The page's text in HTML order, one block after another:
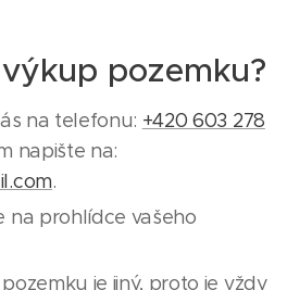
pozemku?
na telefonu: +420 603 278
napište na:
.
na prohlídce vašeho
je jiný, proto je vždy